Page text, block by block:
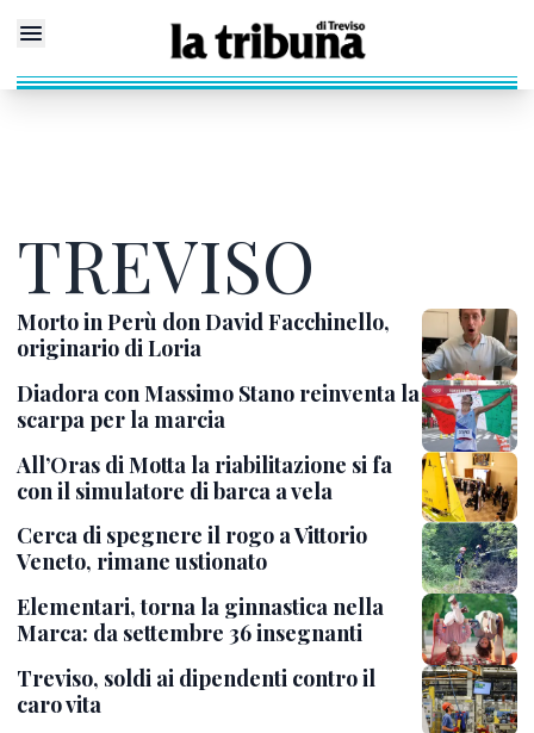
TREVISO
Morto in Perù don David Facchinello,
originario di Loria
Diadora con Massimo Stano reinventa la
scarpa per la marcia
All’Oras di Motta la riabilitazione si fa
con il simulatore di barca a vela
Cerca di spegnere il rogo a Vittorio
Veneto, rimane ustionato
Elementari, torna la ginnastica nella
Marca: da settembre 36 insegnanti
Treviso, soldi ai dipendenti contro il
caro vita